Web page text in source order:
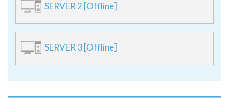
SERVER 2 [Offline]
SERVER 3 [Offline]